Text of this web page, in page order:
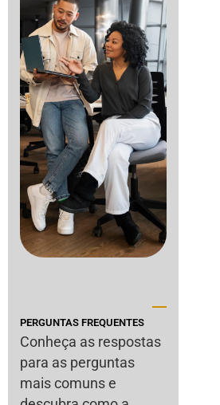
PERGUNTAS FREQUENTES
Conheça as respostas
para as perguntas
mais comuns e